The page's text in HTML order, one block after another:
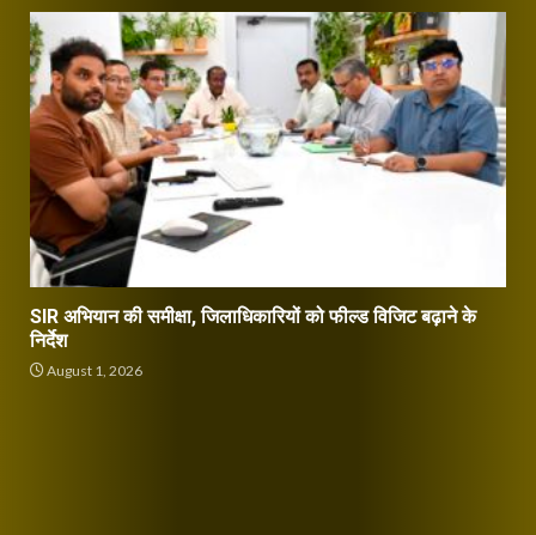
SIR अभियान की समीक्षा, जिलाधिकारियों को फील्ड विजिट बढ़ाने के
निर्देश
August 1, 2026